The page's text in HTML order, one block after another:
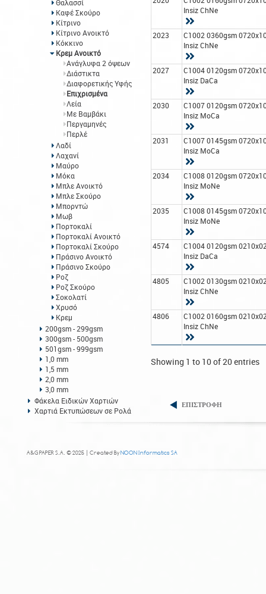
Θαλασσί
Καφέ Σκούρο
Κίτρινο
Κίτρινο Ανοικτό
Κόκκινο
Κρεμ Ανοικτό
Ανάγλυφα 2 όψεων
Διάστικτα
Διαφορετικής Υφής
Επιχρισμένα
Λεία
Με Βαμβάκι
Περγαμηνές
Περλέ
Λαδί
Λαχανί
Μαύρο
Μόκα
Μπλε Ανοικτό
Μπλε Σκούρο
Μπορντώ
Μωβ
Πορτοκαλί
Πορτοκαλί Ανοικτό
Πορτοκαλί Σκούρο
Πράσινο Ανοικτό
Πράσινο Σκούρο
Ροζ
Ροζ Σκούρο
Σοκολατί
Χρυσό
Κρεμ
200gsm - 299gsm
300gsm - 500gsm
501gsm - 999gsm
1,0 mm
1,5 mm
2,0 mm
3,0 mm
Φάκελα Ειδικών Χαρτιών
Χαρτιά Εκτυπώσεων σε Ρολά
Insiz ChNe
2023
C1002 0360gsm
Insiz ChNe
2027
C1004 0120gsm
Insiz DaCa
2030
C1007 0120gsm
Insiz MoCa
2031
C1007 0145gsm
Insiz MoCa
2034
C1008 0120gsm
Insiz MoNe
2035
C1008 0145gsm
Insiz MoNe
4574
C1004 0120gsm
Insiz DaCa
4805
C1002 0130gsm
Insiz ChNe
4806
C1002 0160gsm
Insiz ChNe
Showing 1 to 10 of 20 entries
ΕΠΙΣΤΡΟΦΗ
A&G PAPER S.A. © 2025 | Created ByNOON Informatics SA